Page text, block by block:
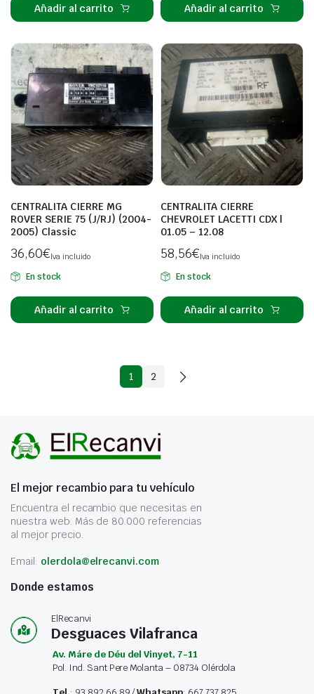
Añadir al carrito Añadir al carrito
CENTRALITA CIERRE MG
ROVER SERIE 75 (J/RJ) (2004-
2005) Classic
36,60€Iva incluido
En stock
Añadir al carrito
CENTRALITA CIERRE
CHEVROLET LACETTI CDX |
01.05 – 12.08
58,56€Iva incluido
En stock
Añadir al carrito
1 2
El mejor recambio para tu vehículo
Encuentra el recambio que necesitas en
nuestra web. Más de 80.000 referencias
al mejor precio.
Email: olerdola@elrecanvi.com
Donde estamos
ElRecanvi
Desguaces Vilafranca
Av. Máre de Déu del Vinyet, 7-11
Pol. Ind. Sant Pere Molanta – 08734 Olérdola